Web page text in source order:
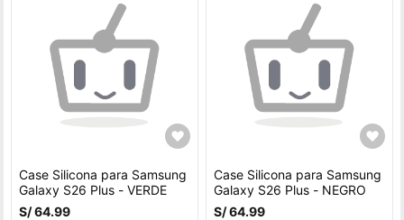
Case Silicona para Samsung
Galaxy S26 Plus - VERDE
S/ 64.99
Case Silicona para Samsung
Galaxy S26 Plus - NEGRO
S/ 64.99